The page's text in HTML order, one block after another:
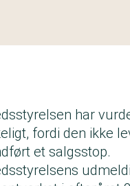
har
fordi den ikke
et salgsstop.